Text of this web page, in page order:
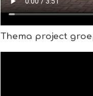
Thema project